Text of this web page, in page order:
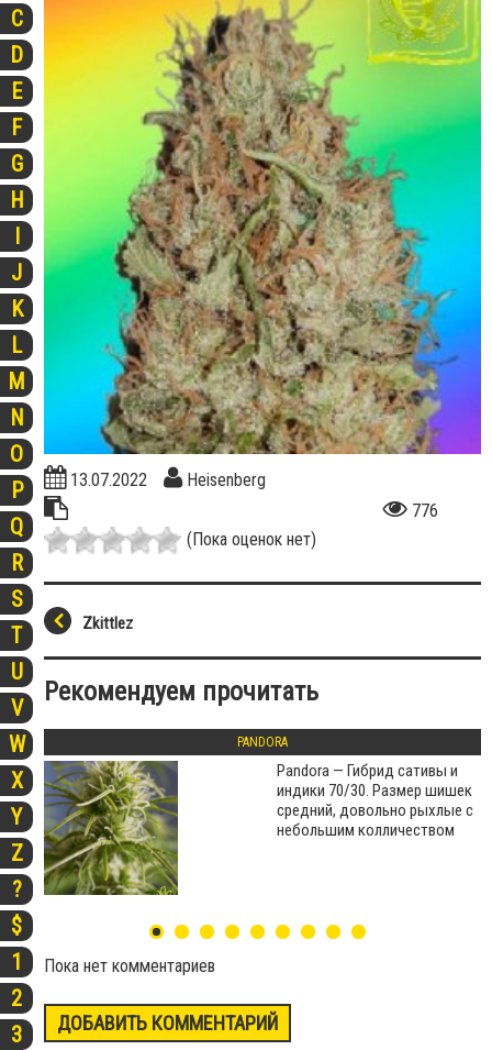
C
D
E
F
G
H
I
J
K
L
M
N
O
P
Q
R
S
T
U
V
W
X
Y
Z
?
$
1
2
3
13.07.2022
Heisenberg
776
(Пока оценок нет)
Zkittlez
Рекомендуем прочитать
PANDORA
Pandora — Гибрид сативы и
индики 70/30. Размер шишек
средний, довольно рыхлые с
небольшим колличеством
Пока нет комментариев
ДОБАВИТЬ КОММЕНТАРИЙ